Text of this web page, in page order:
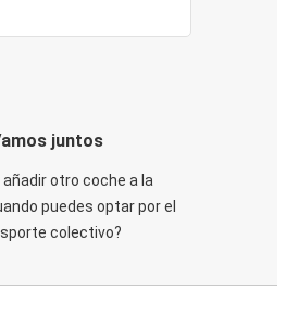
juntos
añadir otro coche a la
puedes optar por el
colectivo?